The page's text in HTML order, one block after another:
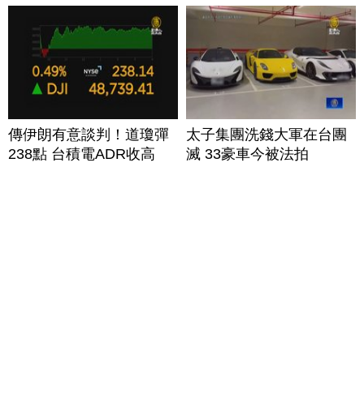
傳伊朗有意談判！道瓊彈
238點 台積電ADR收高
太子集團洗錢大軍在台團
滅 33豪車今被法拍